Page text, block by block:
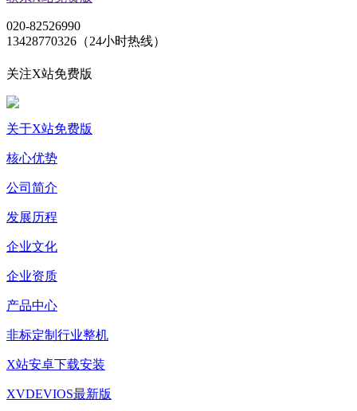
020-82526990
13428770326（24小时热线）
关注X站免费版
关于X站免费版
核心优势
公司简介
发展历程
企业文化
企业资质
产品中心
非标定制行业整机
X站安卓下载安装
XVDEVIOS最新版